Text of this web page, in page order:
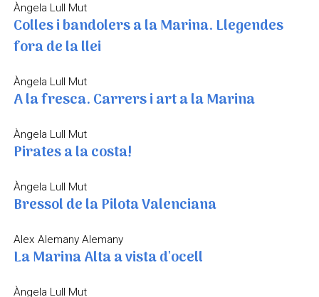
Àngela Lull Mut
Colles i bandolers a la Marina. Llegendes
fora de la llei
Àngela Lull Mut
A la fresca. Carrers i art a la Marina
Àngela Lull Mut
Pirates a la costa!
Àngela Lull Mut
Bressol de la Pilota Valenciana
Alex Alemany Alemany
La Marina Alta a vista d'ocell
Àngela Lull Mut